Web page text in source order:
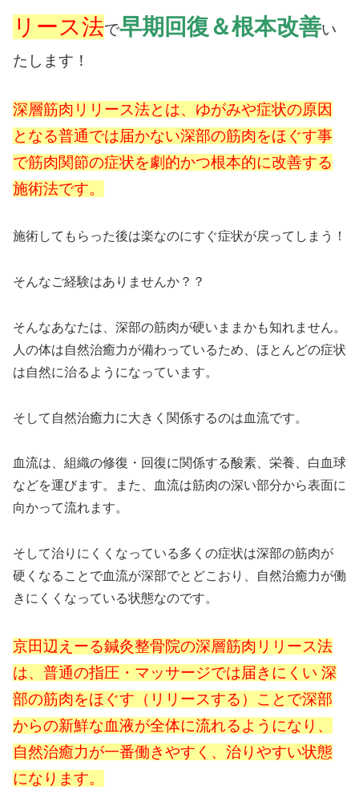
リース法で早期回復＆根本改善い
たします！
深層筋肉リリース法とは、 ゆがみや症状の原因
となる普通では届かない深部の筋肉をほぐす事
で筋肉関節の症状を劇的かつ根本的に改善する
施術法です。
施術してもらった後は楽なのにすぐ症状が戻ってしまう！
そんなご経験はありませんか？？
そんなあなたは、深部の筋肉が硬いままかも知れません。
人の体は自然治癒力が備わっているため、ほとんどの症状
は自然に治るようになっています。
そして自然治癒力に大きく関係するのは血流です。
血流は、組織の修復・回復に関係する酸素、栄養、白血球
などを運びます。また、血流は筋肉の深い部分から表面に
向かって流れます。
そして治りにくくなっている多くの症状は深部の筋肉が
硬くなることで血流が深部でとどこおり、自然治癒力が働
きにくくなっている状態なのです。
京田辺えーる鍼灸整骨院の深層筋肉リリース法
は、普通の指圧・マッサージでは届きにくい 深
部の筋肉をほぐす（リリースする）ことで深部
からの新鮮な血液が全体に流れるようになり、
自然治癒力が一番働きやすく、治りやすい状態
になります。